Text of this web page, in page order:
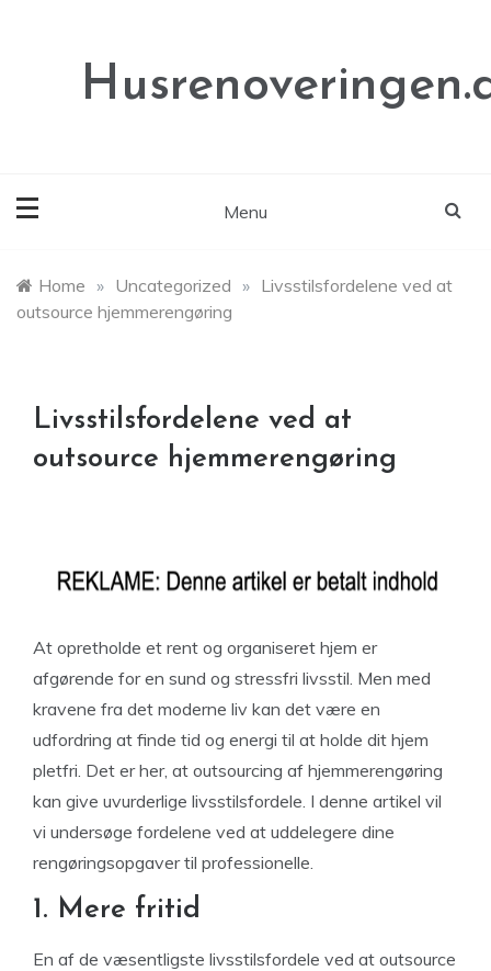
Menu
Home » Uncategorized » Livsstilsfordelene ved at
outsource hjemmerengøring
Livsstilsfordelene ved at
outsource hjemmerengøring
At opretholde et rent og organiseret hjem er
afgørende for en sund og stressfri livsstil. Men med
kravene fra det moderne liv kan det være en
udfordring at finde tid og energi til at holde dit hjem
pletfri. Det er her, at outsourcing af hjemmerengøring
kan give uvurderlige livsstilsfordele. I denne artikel vil
vi undersøge fordelene ved at uddelegere dine
rengøringsopgaver til professionelle.
1. Mere fritid
En af de væsentligste livsstilsfordele ved at outsource